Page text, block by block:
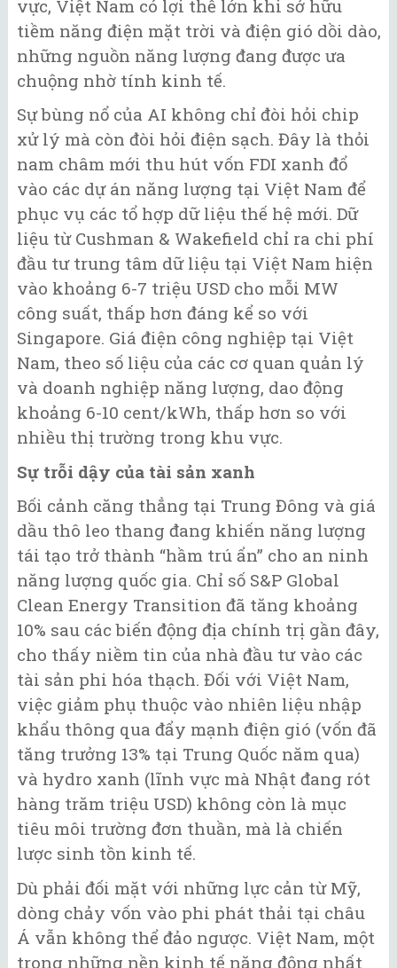
vực, Việt Nam có lợi thế lớn khi sở hữu
tiềm năng điện mặt trời và điện gió dồi dào,
những nguồn năng lượng đang được ưa
chuộng nhờ tính kinh tế.
Sự bùng nổ của AI không chỉ đòi hỏi chip
xử lý mà còn đòi hỏi điện sạch. Đây là thỏi
nam châm mới thu hút vốn FDI xanh đổ
vào các dự án năng lượng tại Việt Nam để
phục vụ các tổ hợp dữ liệu thế hệ mới. Dữ
liệu từ Cushman & Wakefield chỉ ra chi phí
đầu tư trung tâm dữ liệu tại Việt Nam hiện
vào khoảng 6-7 triệu USD cho mỗi MW
công suất, thấp hơn đáng kể so với
Singapore. Giá điện công nghiệp tại Việt
Nam, theo số liệu của các cơ quan quản lý
và doanh nghiệp năng lượng, dao động
khoảng 6-10 cent/kWh, thấp hơn so với
nhiều thị trường trong khu vực.
Sự trỗi dậy của tài sản xanh
Bối cảnh căng thẳng tại Trung Đông và giá
dầu thô leo thang đang khiến năng lượng
tái tạo trở thành “hầm trú ẩn” cho an ninh
năng lượng quốc gia. Chỉ số S&P Global
Clean Energy Transition đã tăng khoảng
10% sau các biến động địa chính trị gần đây,
cho thấy niềm tin của nhà đầu tư vào các
tài sản phi hóa thạch. Đối với Việt Nam,
việc giảm phụ thuộc vào nhiên liệu nhập
khẩu thông qua đẩy mạnh điện gió (vốn đã
tăng trưởng 13% tại Trung Quốc năm qua)
và hydro xanh (lĩnh vực mà Nhật đang rót
hàng trăm triệu USD) không còn là mục
tiêu môi trường đơn thuần, mà là chiến
lược sinh tồn kinh tế.
Dù phải đối mặt với những lực cản từ Mỹ,
dòng chảy vốn vào phi phát thải tại châu
Á vẫn không thể đảo ngược. Việt Nam, một
trong những nền kinh tế năng động nhất